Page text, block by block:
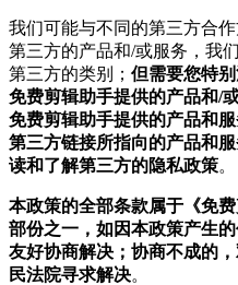
我们可能与不同的第三方合
第三方的产品和/或服务，我
第三方的类别； 但需要您特
免费剪辑助手提供的产品和/
免费剪辑助手提供的产品和
第三方链接所指向的产品和
读和了解第三方的隐私政策。
本政策的全部条款属于《免
部份之一，如因本政策产生
友好协商解决；协商不成的
民法院寻求解决。